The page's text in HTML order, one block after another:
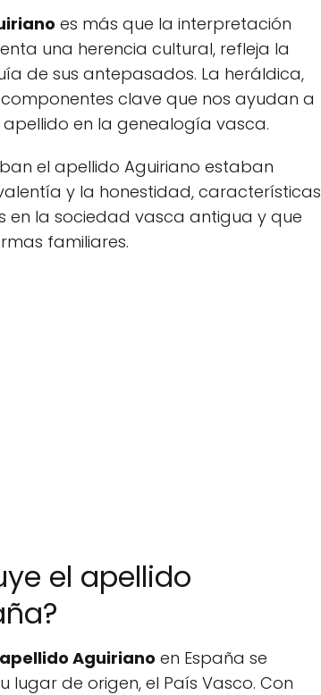
es más que la interpretación
una herencia cultural, refleja la
de sus antepasados. La heráldica,
clave que nos ayudan a
en la genealogía vasca.
el apellido Aguiriano estaban
y la honestidad, características
la sociedad vasca antigua y que
familiares.
el apellido
apellido Aguiriano en España se
de origen, el País Vasco. Con